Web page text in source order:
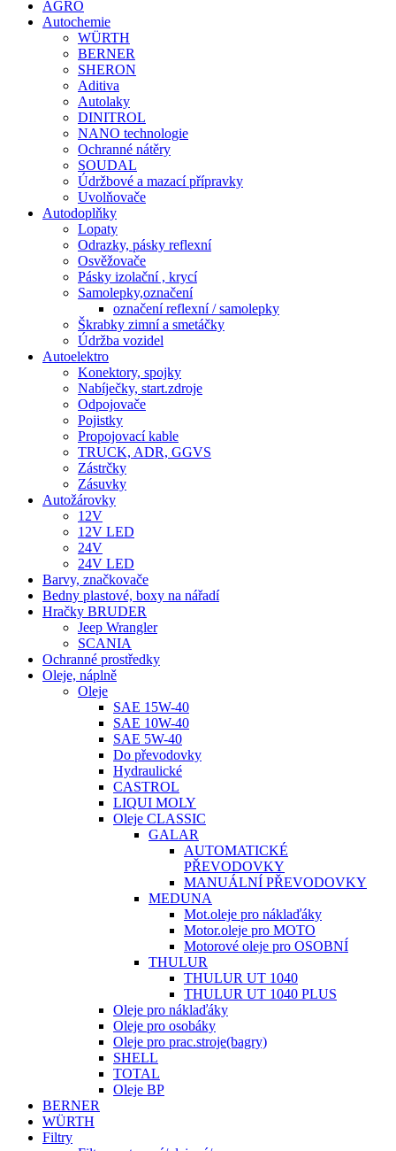
AGRO
Autochemie
WÜRTH
BERNER
SHERON
Aditiva
Autolaky
DINITROL
NANO technologie
Ochranné nátěry
SOUDAL
Údržbové a mazací přípravky
Uvolňovače
Autodoplňky
Lopaty
Odrazky, pásky reflexní
Osvěžovače
Pásky izolační , krycí
Samolepky,označení
označení reflexní / samolepky
Škrabky zimní a smetáčky
Údržba vozidel
Autoelektro
Konektory, spojky
Nabíječky, start.zdroje
Odpojovače
Pojistky
Propojovací kable
TRUCK, ADR, GGVS
Zástrčky
Zásuvky
Autožárovky
12V
12V LED
24V
24V LED
Barvy, značkovače
Bedny plastové, boxy na nářadí
Hračky BRUDER
Jeep Wrangler
SCANIA
Ochranné prostředky
Oleje, náplně
Oleje
SAE 15W-40
SAE 10W-40
SAE 5W-40
Do převodovky
Hydraulické
CASTROL
LIQUI MOLY
Oleje CLASSIC
GALAR
AUTOMATICKÉ
PŘEVODOVKY
MANUÁLNÍ PŘEVODOVKY
MEDUNA
Mot.oleje pro náklaďáky
Motor.oleje pro MOTO
Motorové oleje pro OSOBNÍ
THULUR
THULUR UT 1040
THULUR UT 1040 PLUS
Oleje pro náklaďáky
Oleje pro osobáky
Oleje pro prac.stroje(bagry)
SHELL
TOTAL
Oleje BP
BERNER
WÜRTH
Filtry